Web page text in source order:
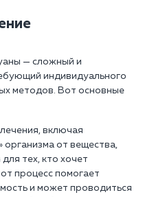
— сложный и
индивидуального
методов. Вот основные
включая
от вещества,
тех, кто хочет
процесс помогает
и может проводиться